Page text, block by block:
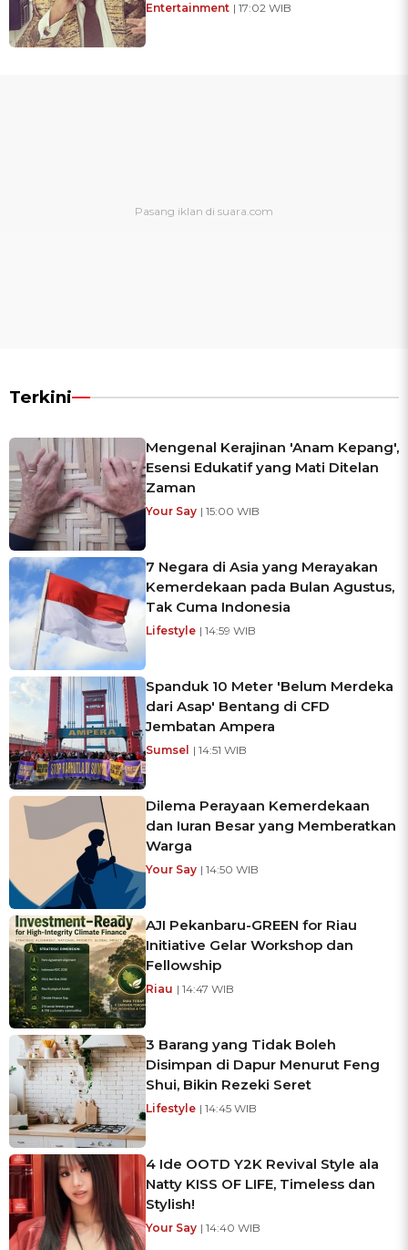
Entertainment | 17:02 WIB
Terkini
Mengenal Kerajinan 'Anam Kepang',
Esensi Edukatif yang Mati Ditelan
Zaman
Your Say | 15:00 WIB
7 Negara di Asia yang Merayakan
Kemerdekaan pada Bulan Agustus,
Tak Cuma Indonesia
Lifestyle | 14:59 WIB
Spanduk 10 Meter 'Belum Merdeka
dari Asap' Bentang di CFD
Jembatan Ampera
Sumsel | 14:51 WIB
Dilema Perayaan Kemerdekaan
dan Iuran Besar yang Memberatkan
Warga
Your Say | 14:50 WIB
AJI Pekanbaru-GREEN for Riau
Initiative Gelar Workshop dan
Fellowship
Riau | 14:47 WIB
3 Barang yang Tidak Boleh
Disimpan di Dapur Menurut Feng
Shui, Bikin Rezeki Seret
Lifestyle | 14:45 WIB
4 Ide OOTD Y2K Revival Style ala
Natty KISS OF LIFE, Timeless dan
Stylish!
Your Say | 14:40 WIB